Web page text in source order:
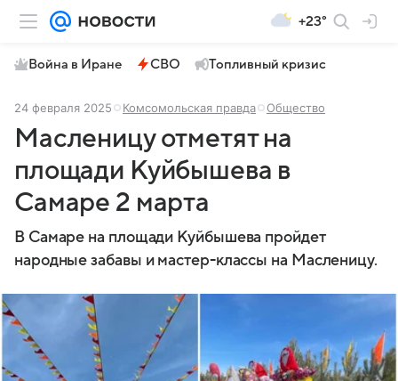
+23°
Война в Иране СВО Топливный кризис
24 февраля 2025 Комсомольская правда Общество
Масленицу отметят на
площади Куйбышева в
Самаре 2 марта
В Самаре на площади Куйбышева пройдет
народные забавы и мастер-классы на Масленицу.